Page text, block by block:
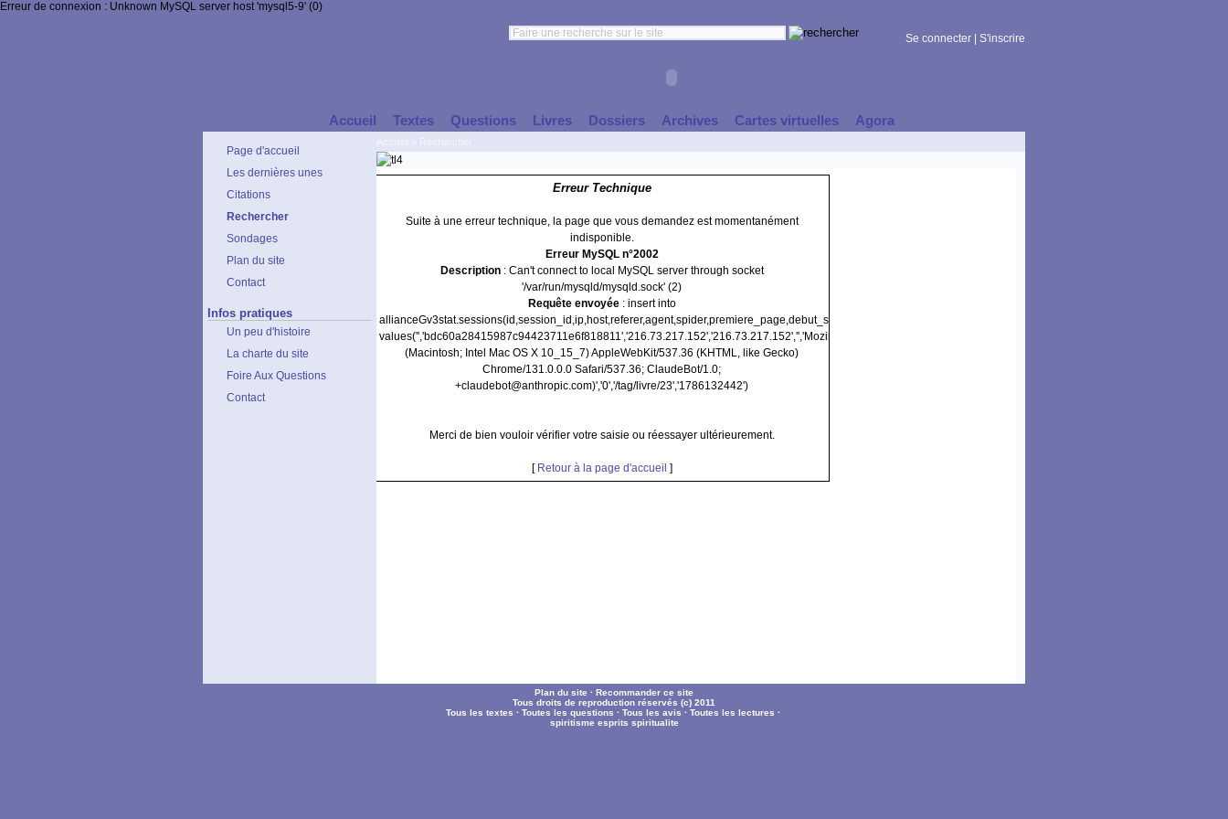
Erreur de connexion : Unknown MySQL server host 'mysql5-9' (0)
Se connecter S'inscrire
Accueil Textes Questions Livres Dossiers Archives Cartes virtuelles Agora
Page d'accueil
Les dernières unes
Citations
Rechercher
Sondages
Plan du site
Contact
Infos pratiques
Un peu d'histoire
La charte du site
Foire Aux Questions
Contact
Erreur Technique
Suite à une erreur technique, la page que vous demandez est momentanément
indisponible.
Erreur MySQL n°2002
Description: Can't connect to local MySQL server through socket
'/var/run/mysqld/mysqld.sock' (2)
Requête envoyée: insert into
allianceGv3stat.sessions(id,session_id,ip,host,referer,agent,spider,premiere_page,debut_session)
values('','bdc60a28415987c94423711e6f818811','216.73.217.152','216.73.217.152','','Mozilla/5.0
(Macintosh; Intel Mac OS X 10_15_7) AppleWebKit/537.36 (KHTML, like Gecko)
Chrome/131.0.0.0 Safari/537.36; ClaudeBot/1.0;
+claudebot@anthropic.com)','0','/tag/livre/23','1786132442')
Merci de bien vouloir vérifier votre saisie ou réessayer ultérieurement.
[ Retour à la page d'accueil ]
Plan du site · Recommander ce site
Tous droits de reproduction réservés (c) 2011
Tous les textes · Toutes les questions · Tous les avis · Toutes les lectures ·
spiritisme esprits spiritualite